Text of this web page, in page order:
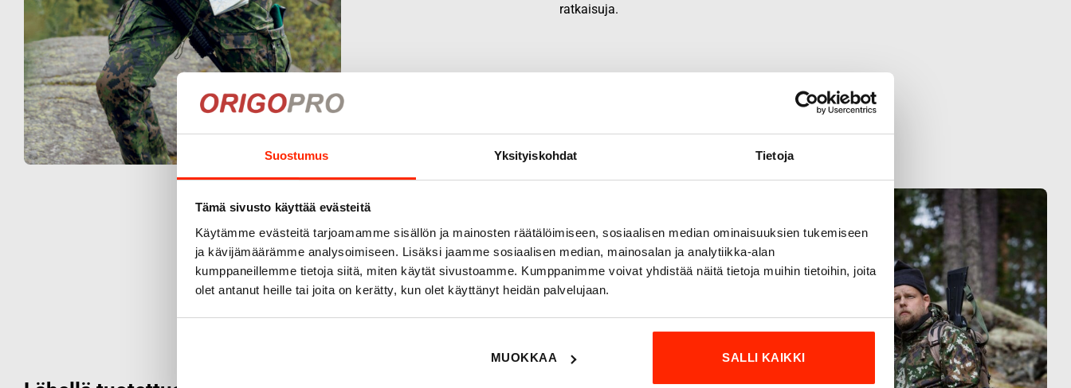
Suostumus Yksityiskohdat Tietoja
Tämä sivusto käyttää evästeitä
Käytämme evästeitä tarjoamamme sisällön ja mainosten räätälöimiseen, sosiaalisen median ominaisuuksien tukemiseen
ja kävijämäärämme analysoimiseen. Lisäksi jaamme sosiaalisen median, mainosalan ja analytiikka-alan
kumppaneillemme tietoja siitä, miten käytät sivustoamme. Kumppanimme voivat yhdistää näitä tietoja muihin tietoihin, joita
olet antanut heille tai joita on kerätty, kun olet käyttänyt heidän palvelujaan.
MUOKKAA SALLI KAIKKI
ratkaisuja.